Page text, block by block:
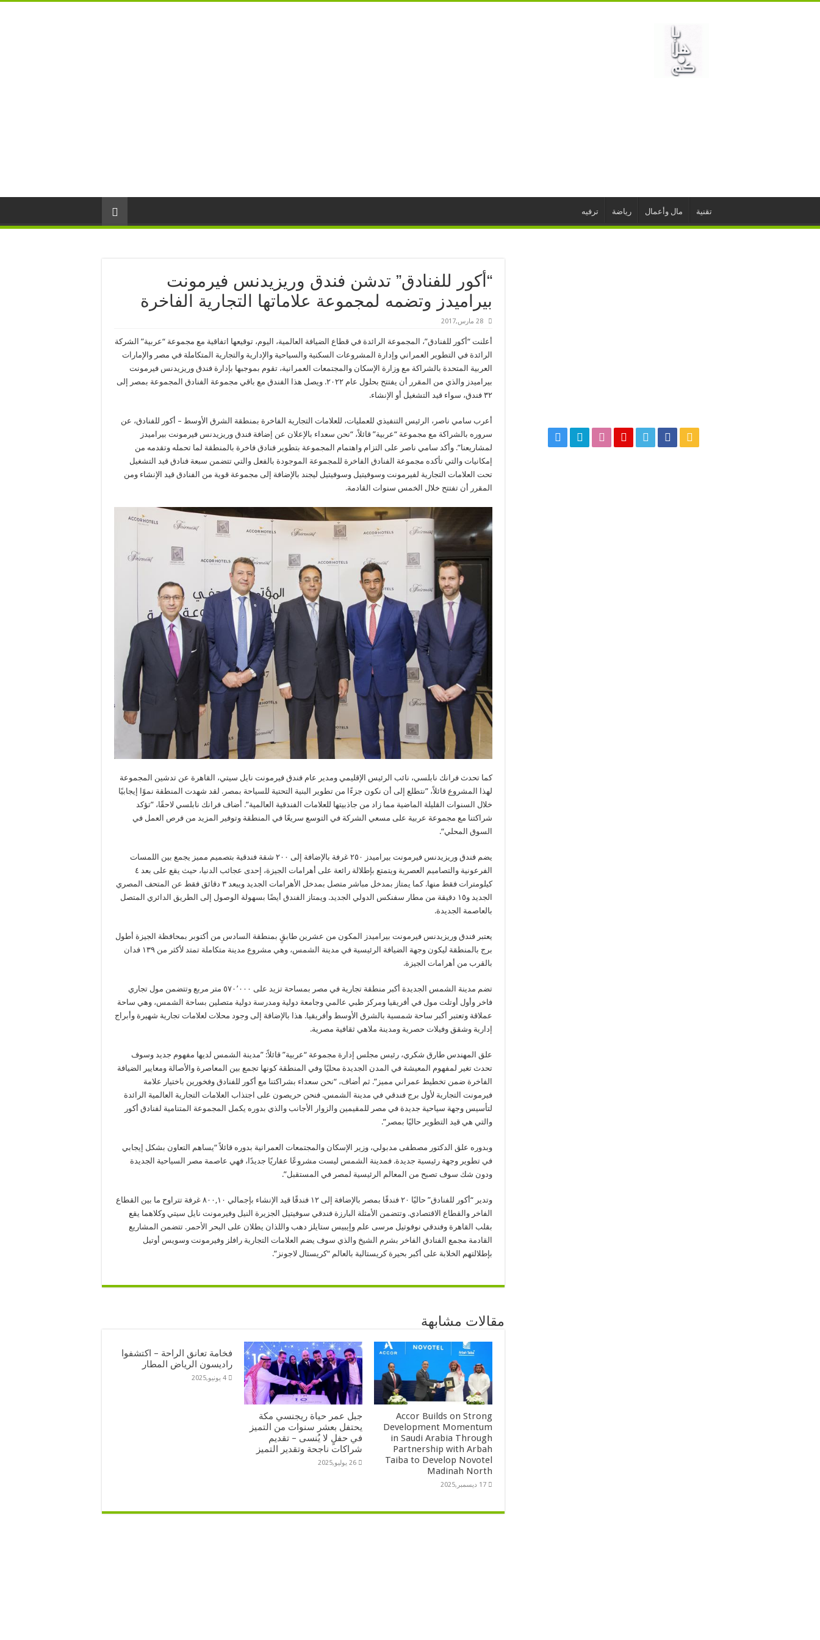
تقنية مال وأعمال رياضة ترفيه
“أكور للفنادق” تدشن فندق وريزيدنس فيرمونت
بيراميدز وتضمه لمجموعة علاماتها التجارية الفاخرة
28 مارس,2017
أعلنت “أكور للفنادق”، المجموعة الرائدة في قطاع الضيافة العالمية، اليوم، توقيعها اتفاقية مع مجموعة “عربية” الشركة
الرائدة في التطوير العمراني وإدارة المشروعات السكنية والسياحية والإدارية والتجارية المتكاملة في مصر والإمارات
العربية المتحدة بالشراكة مع وزارة الإسكان والمجتمعات العمرانية، تقوم بموجبها بإدارة فندق وريزيدنس فيرمونت
بيراميدز والذي من المقرر أن يفتتح بحلول عام ٢٠٢٢. ويصل هذا الفندق مع باقي مجموعة الفنادق المجموعة بمصر إلى
۳٢ فندق، سواء قيد التشغيل أو الإنشاء.
أعرب سامي ناصر، الرئيس التنفيذي للعمليات، للعلامات التجارية الفاخرة بمنطقة الشرق الأوسط – أكور للفنادق، عن
سروره بالشراكة مع مجموعة “عربية” قائلاً، “نحن سعداء بالإعلان عن إضافة فندق وريزيدنس فيرمونت بيراميدز
لمشاريعنا”. وأكد سامي ناصر على التزام واهتمام المجموعة بتطوير فنادق فاخرة بالمنطقة لما تحمله وتقدمه من
إمكانيات والتي تأكده مجموعة الفنادق الفاخرة للمجموعة الموجودة بالفعل والتي تتضمن سبعة فنادق قيد التشغيل
تحت العلامات التجارية لفيرمونت وسوفيتيل وسوفيتيل ليجند بالإضافة إلى مجموعة قوية من الفنادق قيد الإنشاء ومن
المقرر أن تفتتح خلال الخمس سنوات القادمة.
كما تحدث فرانك نابلسي، نائب الرئيس الإقليمي ومدير عام فندق فيرمونت نايل سيتي، القاهرة عن تدشين المجموعة
لهذا المشروع قائلاً، ”نتطلع إلى أن نكون جزءًا من تطوير البنية التحتية للسياحة بمصر. لقد شهدت المنطقة نموًا إيجابيًا
خلال السنوات القليلة الماضية مما زاد من جاذبيتها للعلامات الفندقية العالمية”. أضاف فرانك نابلسي لاحقًا، ”تؤكد
شراكتنا مع مجموعة عربية على مسعي الشركة في التوسع سريعًا في المنطقة وتوفير المزيد من فرص العمل في
السوق المحلي“.
يضم فندق وريزيدنس فيرمونت بيراميدز ٢٥٠ غرفة بالإضافة إلى ٢٠٠ شقة فندقية بتصميم مميز يجمع بين اللمسات
الفرعونية والتصاميم العصرية ويتمتع بإطلالة رائعة على أهرامات الجيزة، إحدى عجائب الدنيا، حيث يقع على بعد ٤
كيلومترات فقط منها. كما يمتاز بمدخل مباشر متصل بمدخل الأهرامات الجديد ويبعد ۳ دقائق فقط عن المتحف المصري
الجديد و١٥ دقيقة من مطار سفنكس الدولي الجديد. ويمتاز الفندق أيضًا بسهولة الوصول إلى الطريق الدائري المتصل
بالعاصمة الجديدة.
يعتبر فندق وريزيدنس فيرمونت بيراميدز المكون من عشرين طابقٍ بمنطقة السادس من أكتوبر بمحافظة الجيزة أطول
برج بالمنطقة ليكون وجهة الضيافة الرئيسية في مدينة الشمس، وهي مشروع مدينة متكاملة تمتد لأكثر من ١۳٩ فدان
بالقرب من أهرامات الجيزة.
تضم مدينة الشمس الجديدة أكبر منطقة تجارية في مصر بمساحة تزيد على ٥٧٠٬٠٠٠ متر مربع وتتضمن مول تجاري
فاخر وأول أوتلت مول في أفريقيا ومركز طبي عالمي وجامعة دولية ومدرسة دولية متصلين بساحة الشمس، وهي ساحة
عملاقة وتعتبر أكبر ساحة شمسية بالشرق الأوسط وأفريقيا. هذا بالإضافة إلى وجود محلات لعلامات تجارية شهيرة وأبراج
إدارية وشقق وفيلات حصرية ومدينة ملاهي ثقافية مصرية.
علق المهندس طارق شكري، رئيس مجلس إدارة مجموعة “عربية” قائلاً: ”مدينة الشمس لديها مفهوم جديد وسوف
تحدث تغير لمفهوم المعيشة في المدن الجديدة محليًا وفي المنطقة كونها تجمع بين المعاصرة والأصالة ومعايير الضيافة
الفاخرة ضمن تخطيط عمراني مميز”. ثم أضاف، “نحن سعداء بشراكتنا مع أكور للفنادق وفخورين باختيار علامة
فيرمونت التجارية لأول برج فندقي في مدينة الشمس. فنحن حريصون على اجتذاب العلامات التجارية العالمية الرائدة
لتأسيس وجهة سياحية جديدة في مصر للمقيمين والزوار الأجانب والذي بدوره يكمل المجموعة المتنامية لفنادق أكور
والتي هي قيد التطوير حاليًا بمصر”.
وبدوره علق الدكتور مصطفى مدبولي، وزير الإسكان والمجتمعات العمرانية بدوره قائلاً “يساهم التعاون بشكل إيجابي
في تطوير وجهة رئيسية جديدة. فمدينة الشمس ليست مشروعًا عقاريًا جديدًا، فهي عاصمة مصر السياحية الجديدة
ودون شك سوف تصبح من المعالم الرئيسية لمصر في المستقبل”.
وتدير “أكور للفنادق” حاليًا ٢٠ فندقًا بمصر بالإضافة إلى ١٢ فندقًا قيد الإنشاء بإجمالي ٨٠٠,١٠ غرفة تتراوح ما بين القطاع
الفاخر والقطاع الاقتصادي. وتتضمن الأمثلة البارزة فندقي سوفيتيل الجزيرة النيل وفيرمونت نايل سيتي وكلاهما يقع
بقلب القاهرة وفندقي نوفوتيل مرسى علم وإيبيس ستايلز دهب واللذان يطلان على البحر الأحمر. تتضمن المشاريع
القادمة مجمع الفنادق الفاخر بشرم الشيخ والذي سوف يضم العلامات التجارية رافلز وفيرمونت وسويس أوتيل
بإطلالتهم الخلابة على أكبر بحيرة كريستالية بالعالم “كريستال لاجونز”.
مقالات مشابهة
Accor Builds on Strong
Development Momentum
in Saudi Arabia Through
Partnership with Arbah
Taiba to Develop Novotel
Madinah North
17 ديسمبر,2025
جبل عمر حياة ريجنسي مكة
يحتفل بعشر سنوات من التميز
في حفلٍ لا يُنسى – تقديم
شراكات ناجحة وتقدير التميز
26 يوليو,2025
فخامة تعانق الراحة – اكتشفوا
راديسون الرياض المطار
4 يونيو,2025